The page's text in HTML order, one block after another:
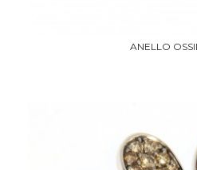
ANELLO